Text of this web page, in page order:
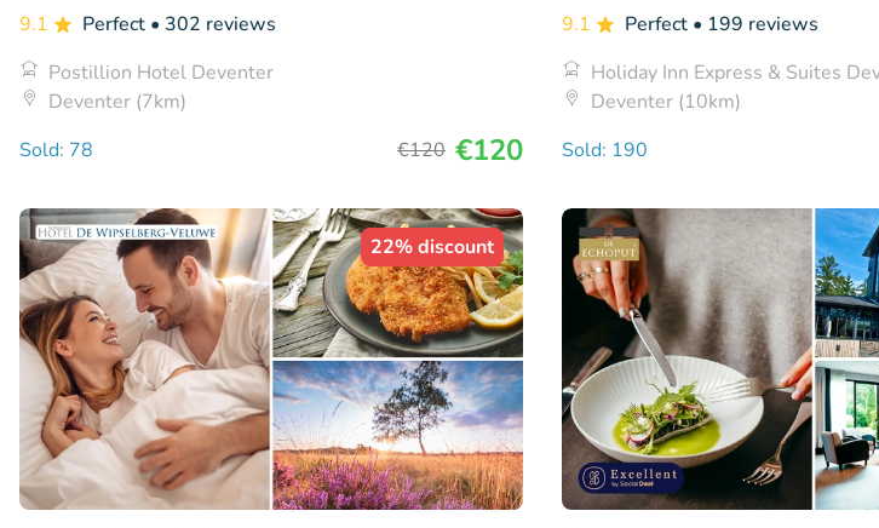
9.1 Perfect • 302 reviews
Postillion Hotel Deventer
Deventer (7km)
Sold: 78
€120 €120
9.1 Perfect • 199 reviews
Holiday Inn Express & Suites
Deventer (10km)
Sold: 190
22% discount